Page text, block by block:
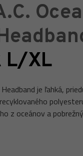
L/XL
Headband je ľahká,
z oceánov a